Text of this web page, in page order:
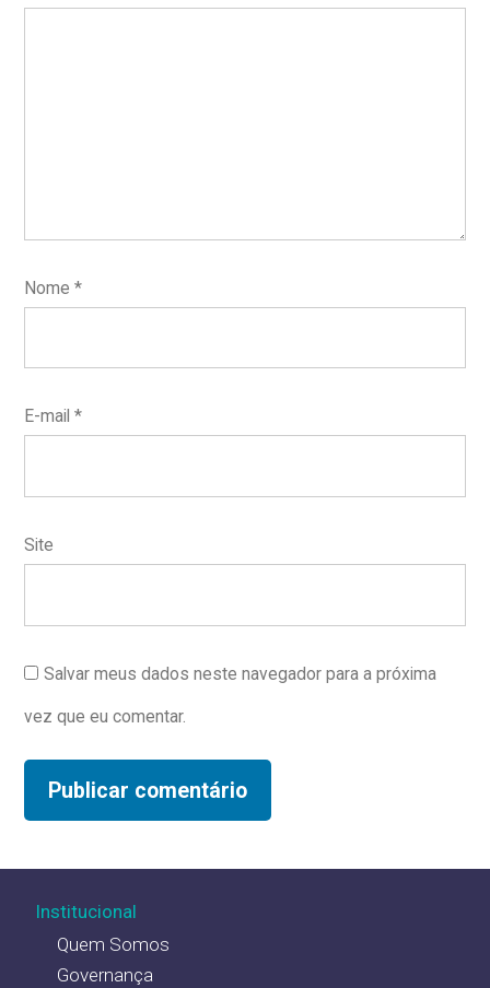
Nome *
E-mail *
Site
Salvar meus dados neste navegador para a próxima
vez que eu comentar.
Institucional
Quem Somos
Governança